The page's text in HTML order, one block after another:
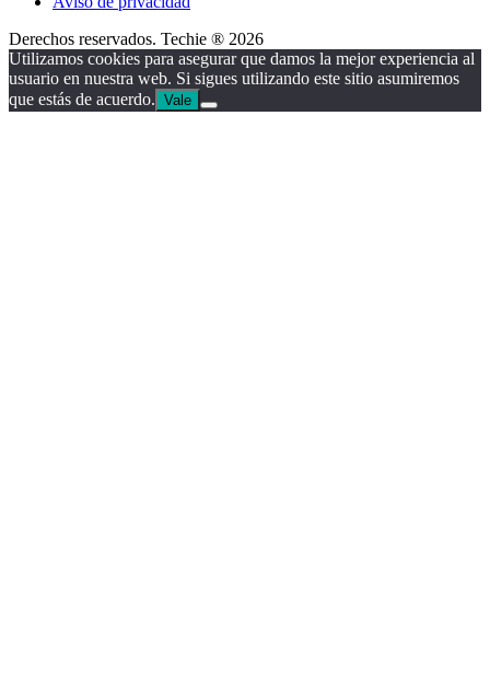
Derechos reservados. Techie ® 2026
Utilizamos cookies para asegurar que damos la mejor experiencia al
usuario en nuestra web. Si sigues utilizando este sitio asumiremos
que estás de acuerdo. Vale